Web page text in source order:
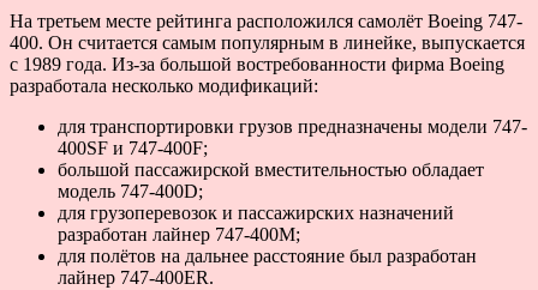
На третьем месте рейтинга расположился самолёт Boeing 747-
400. Он считается самым популярным в линейке, выпускается
с 1989 года. Из-за большой востребованности фирма Boeing
разработала несколько модификаций:
для транспортировки грузов предназначены модели 747-
400SF и 747-400F;
большой пассажирской вместительностью обладает
модель 747-400D;
для грузоперевозок и пассажирских назначений
разработан лайнер 747-400M;
для полётов на дальнее расстояние был разработан
лайнер 747-400ER.